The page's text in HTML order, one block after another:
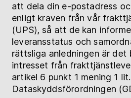
att dela din e-postadress
enligt kraven från vår
(UPS), så att de kan
leveransstatus och
rättsliga anledningen är det
intresset från
artikel 6 punkt 1 mening 1
Dataskyddsförordningen